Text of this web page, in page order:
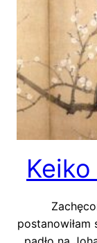
postanowiłam